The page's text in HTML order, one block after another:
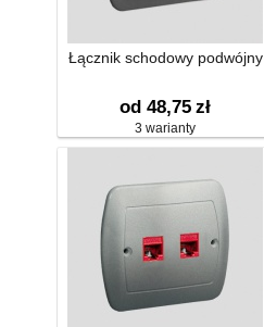
Łącznik schodowy podwójny
od 48,75 zł
3 warianty